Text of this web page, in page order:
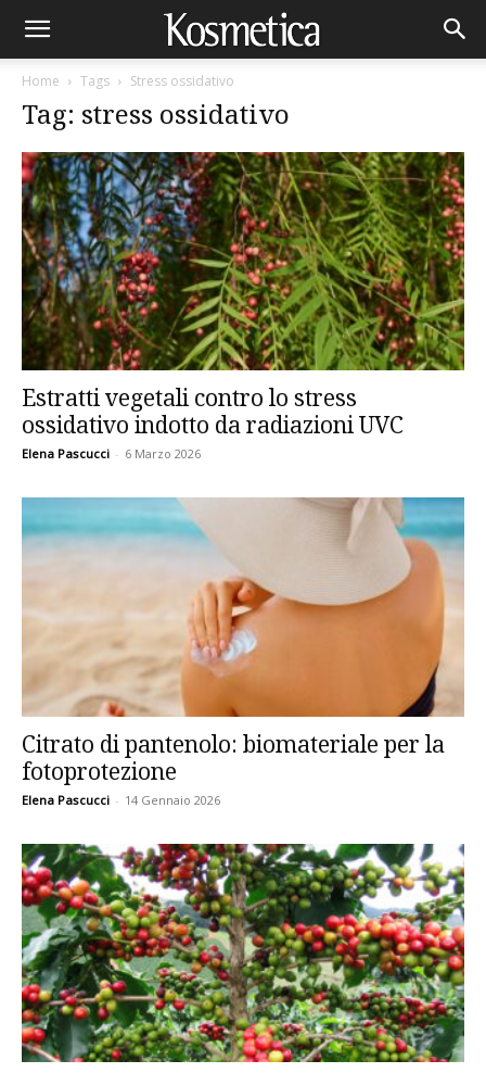
Home Tags Stress ossidativo
Tag: stress ossidativo
Estratti vegetali contro lo stress
ossidativo indotto da radiazioni UVC
Elena Pascucci - 6 Marzo 2026
Citrato di pantenolo: biomateriale per la
fotoprotezione
Elena Pascucci - 14 Gennaio 2026